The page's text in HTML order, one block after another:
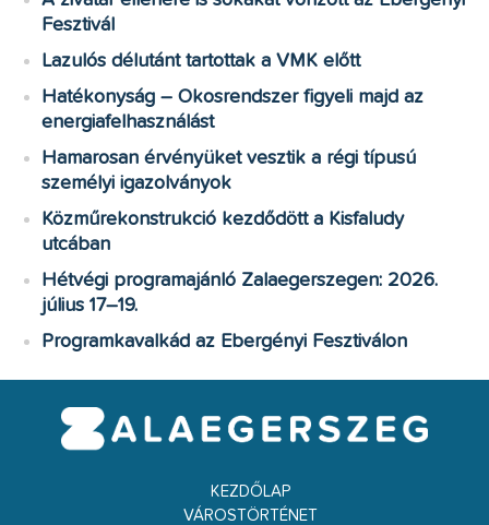
Fesztivál
Lazulós délutánt tartottak a VMK előtt
Hatékonyság – Okosrendszer figyeli majd az
energiafelhasználást
Hamarosan érvényüket vesztik a régi típusú
személyi igazolványok
Közműrekonstrukció kezdődött a Kisfaludy
utcában
Hétvégi programajánló Zalaegerszegen: 2026.
július 17–19.
Programkavalkád az Ebergényi Fesztiválon
KEZDŐLAP
VÁROSTÖRTÉNET